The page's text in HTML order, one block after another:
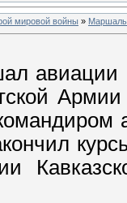
мировой войны »
авиации